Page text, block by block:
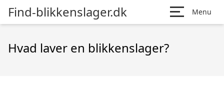
Find-blikkenslager.dk Menu
Hvad laver en blikkenslager?